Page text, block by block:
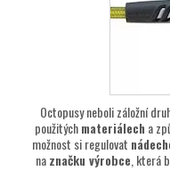
Octopusy neboli záložní
použitýchmateriálech a
možnost si regulovat
naznačku výrobce , která